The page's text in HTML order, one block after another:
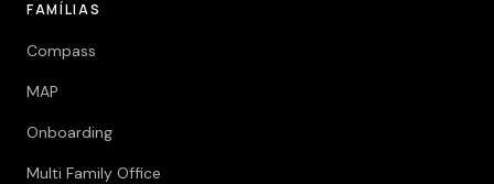
FAMÍLIAS
Compass
MAP
Onboarding
Multi Family Office